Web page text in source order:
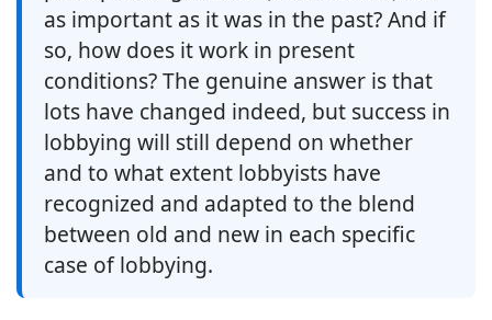
as important as it was in the past? And if
so, how does it work in present
conditions? The genuine answer is that
lots have changed indeed, but success in
lobbying will still depend on whether
and to what extent lobbyists have
recognized and adapted to the blend
between old and new in each specific
case of lobbying.